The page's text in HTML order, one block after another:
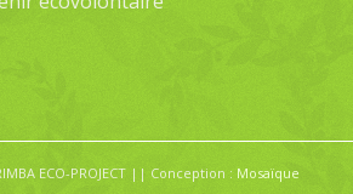
ECO-PROJECT || Conception : Mosaïque